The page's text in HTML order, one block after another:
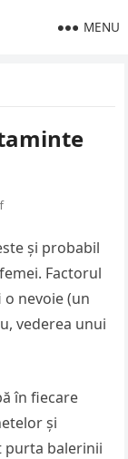
MENU
şi probabil
Factorul
nevoie (un
vederea unui
în fiecare
şi
purta balerinii